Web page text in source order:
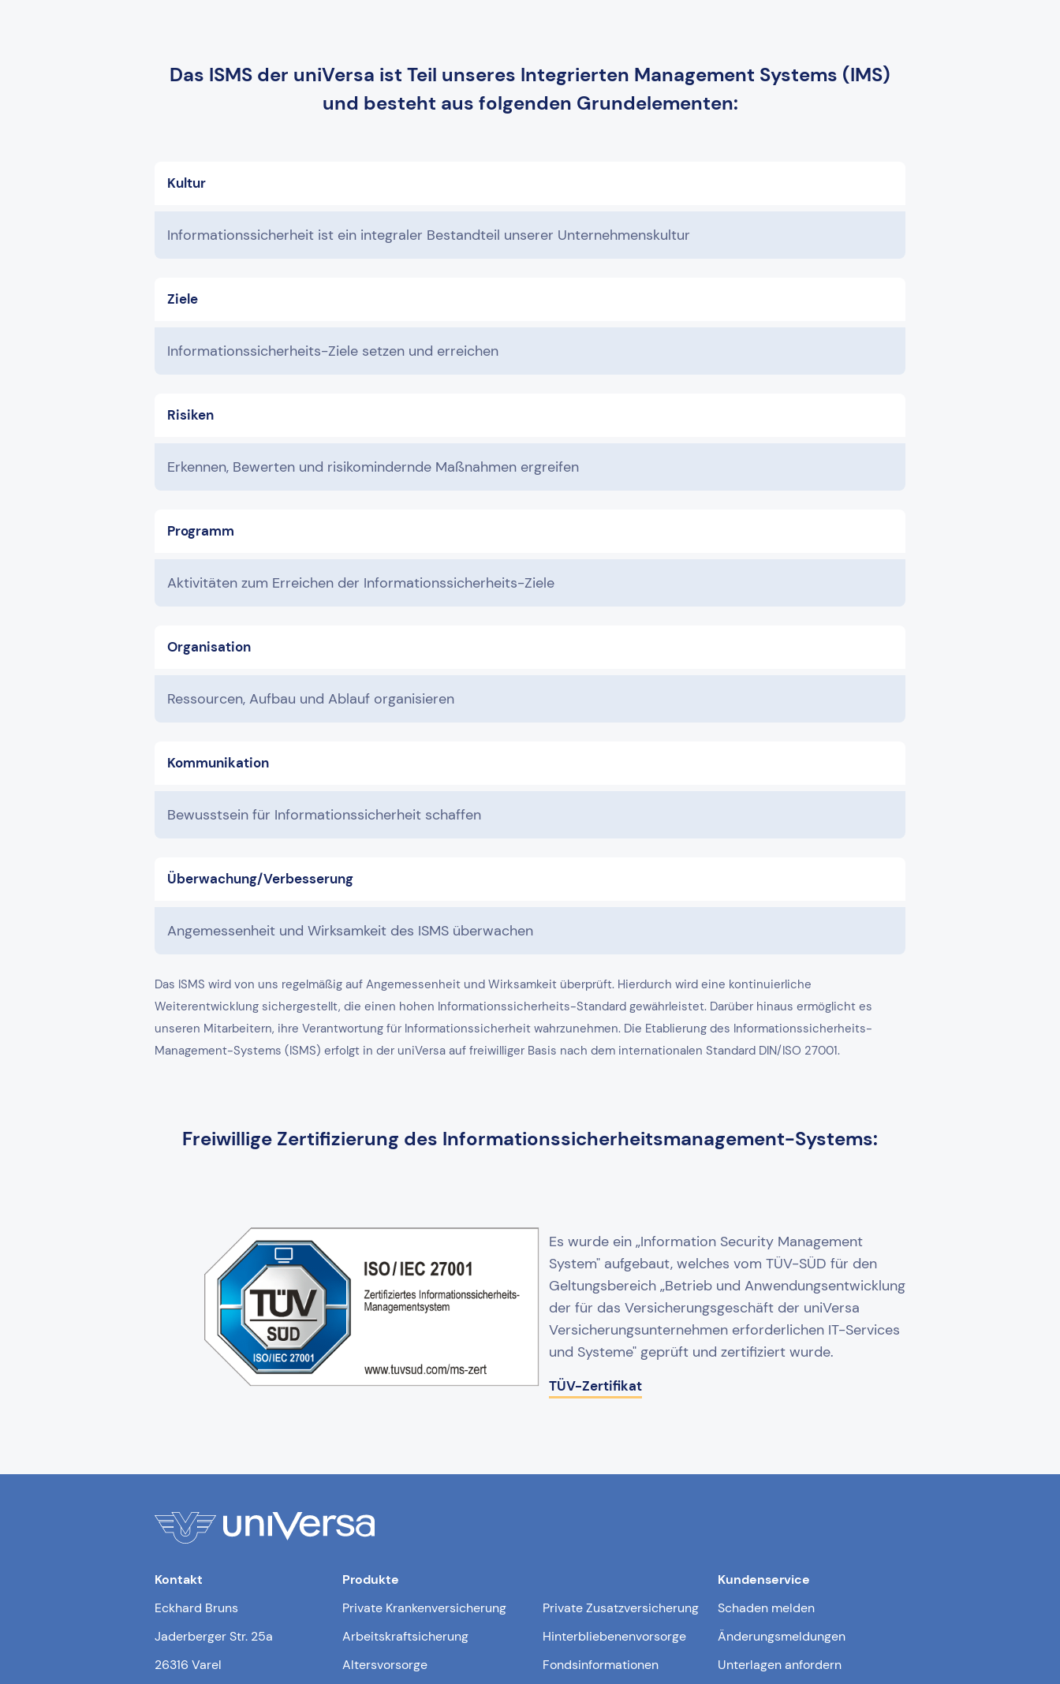
Das ISMS der uniVersa ist Teil unseres Integrierten Management Systems (IMS)
und besteht aus folgenden Grundelementen:
Kultur
Informationssicherheit ist ein integraler Bestandteil unserer Unternehmenskultur
Ziele
Informationssicherheits-Ziele setzen und erreichen
Risiken
Erkennen, Bewerten und risikomindernde Maßnahmen ergreifen
Programm
Aktivitäten zum Erreichen der Informationssicherheits-Ziele
Organisation
Ressourcen, Aufbau und Ablauf organisieren
Kommunikation
Bewusstsein für Informationssicherheit schaffen
Überwachung/Verbesserung
Angemessenheit und Wirksamkeit des ISMS überwachen
Das ISMS wird von uns regelmäßig auf Angemessenheit und Wirksamkeit überprüft. Hierdurch wird eine kontinuierliche
Weiterentwicklung sichergestellt, die einen hohen Informationssicherheits-Standard gewährleistet. Darüber hinaus ermöglicht es
unseren Mitarbeitern, ihre Verantwortung für Informationssicherheit wahrzunehmen. Die Etablierung des Informationssicherheits-
Management-Systems (ISMS) erfolgt in der uniVersa auf freiwilliger Basis nach dem internationalen Standard DIN/ISO 27001.
Freiwillige Zertifizierung des Informationssicherheitsmanagement-Systems:
Es wurde ein „Information Security Management
System" aufgebaut, welches vom TÜV-SÜD für den
Geltungsbereich „Betrieb und Anwendungsentwicklung
der für das Versicherungsgeschäft der uniVersa
Versicherungsunternehmen erforderlichen IT-Services
und Systeme" geprüft und zertifiziert wurde.
TÜV-Zertifikat
Kontakt
Eckhard Bruns
Jaderberger Str. 25a
26316 Varel
Produkte
Private Krankenversicherung
Private Zusatzversicherung
Arbeitskraftsicherung
Hinterbliebenenvorsorge
Altersvorsorge
Fondsinformationen
Kundenservice
Schaden melden
Änderungsmeldungen
Unterlagen anfordern